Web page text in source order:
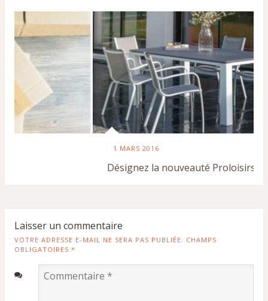
Désignez la nouveauté Proloisirs 2016
Laisser un commentaire
VOTRE ADRESSE E-MAIL NE SERA PAS PUBLIÉE. CHAMPS
OBLIGATOIRES *
Commentaire